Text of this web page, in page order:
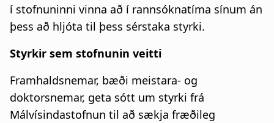
í stofnuninni vinna að í rannsóknatíma sínum án
þess að hljóta til þess sérstaka styrki.
Styrkir sem stofnunin veitti
Framhaldsnemar, bæði meistara- og
doktorsnemar, geta sótt um styrki frá
Málvísindastofnun til að sækja fræðileg